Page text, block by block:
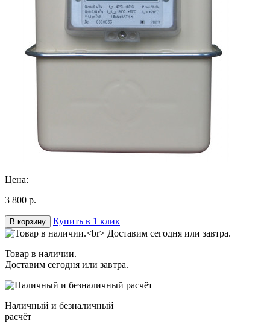
Цена:
3 800 р.
В корзину Купить в 1 клик
Товар в наличии.
Доставим сегодня или завтра.
Наличный и безналичный
расчёт